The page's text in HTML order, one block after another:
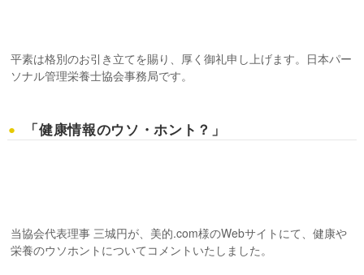
平素は格別のお引き立てを賜り、厚く御礼申し上げます。日本パー
ソナル管理栄養士協会事務局です。
「健康情報のウソ・ホント？」
当協会代表理事 三城円が、美的.com様のWebサイトにて、健康や
栄養のウソホントについてコメントいたしました。